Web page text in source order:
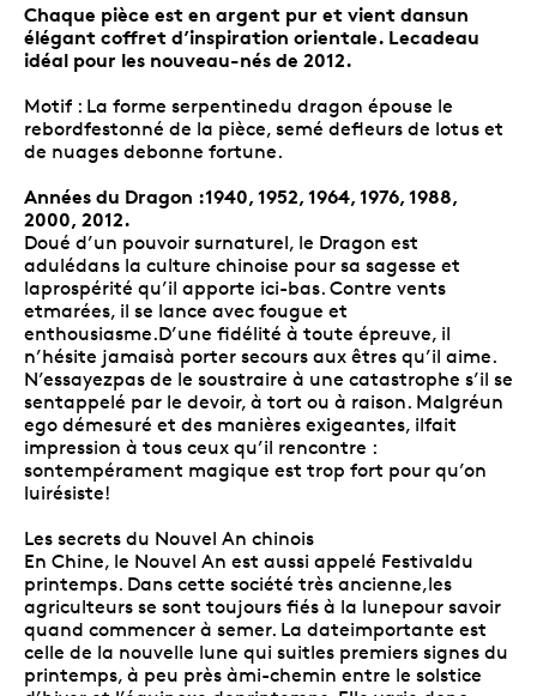
Chaque pièce est en argent pur et vient dansun
élégant coffret d’inspiration orientale. Lecadeau
idéal pour les nouveau-nés de 2012.
Motif : La forme serpentinedu dragon épouse le
rebordfestonné de la pièce, semé defleurs de lotus et
de nuages debonne fortune.
Années du Dragon :1940, 1952, 1964, 1976, 1988,
2000, 2012.
Doué d’un pouvoir surnaturel, le Dragon est
adulédans la culture chinoise pour sa sagesse et
laprospérité qu’il apporte ici-bas. Contre vents
etmarées, il se lance avec fougue et
enthousiasme.D’une fidélité à toute épreuve, il
n’hésite jamaisà porter secours aux êtres qu’il aime.
N’essayezpas de le soustraire à une catastrophe s’il se
sentappelé par le devoir, à tort ou à raison. Malgréun
ego démesuré et des manières exigeantes, ilfait
impression à tous ceux qu’il rencontre :
sontempérament magique est trop fort pour qu’on
luirésiste!
Les secrets du Nouvel An chinois
En Chine, le Nouvel An est aussi appelé Festivaldu
printemps. Dans cette société très ancienne,les
agriculteurs se sont toujours fiés à la lunepour savoir
quand commencer à semer. La dateimportante est
celle de la nouvelle lune qui suitles premiers signes du
printemps, à peu près àmi-chemin entre le solstice